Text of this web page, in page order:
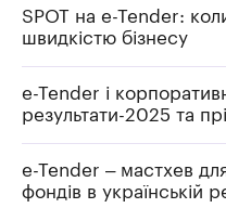
SPOT на e-Tender:
швидкістю бізнесу
e-Tender і
результати-2025 та
e-Tender – мастхев
фондів в українській